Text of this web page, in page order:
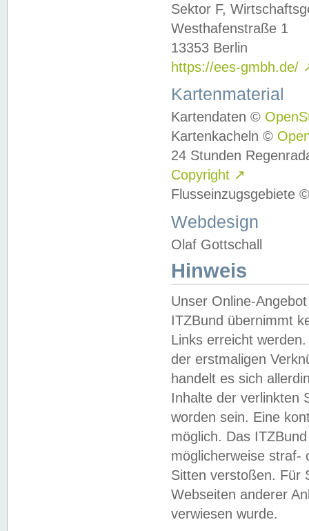
Sektor F,
Westhafenstraße 1
13353 Berlin
https://ees-gmbh.de/
Kartenmaterial
Kartendaten ©
Kartenkacheln ©
24 Stunden
Copyright ↗
Flusseinzugsgebiete
Webdesign
Olaf Gottschall
Hinweis
Unser Online-
ITZBund übernimmt
Links erreicht
der erstmaligen
handelt es sich
Inhalte der verlinkten
worden sein. Eine
möglich. Das
möglicherweise straf-
Sitten verstoßen. Für
Webseiten anderer
verwiesen wurde.